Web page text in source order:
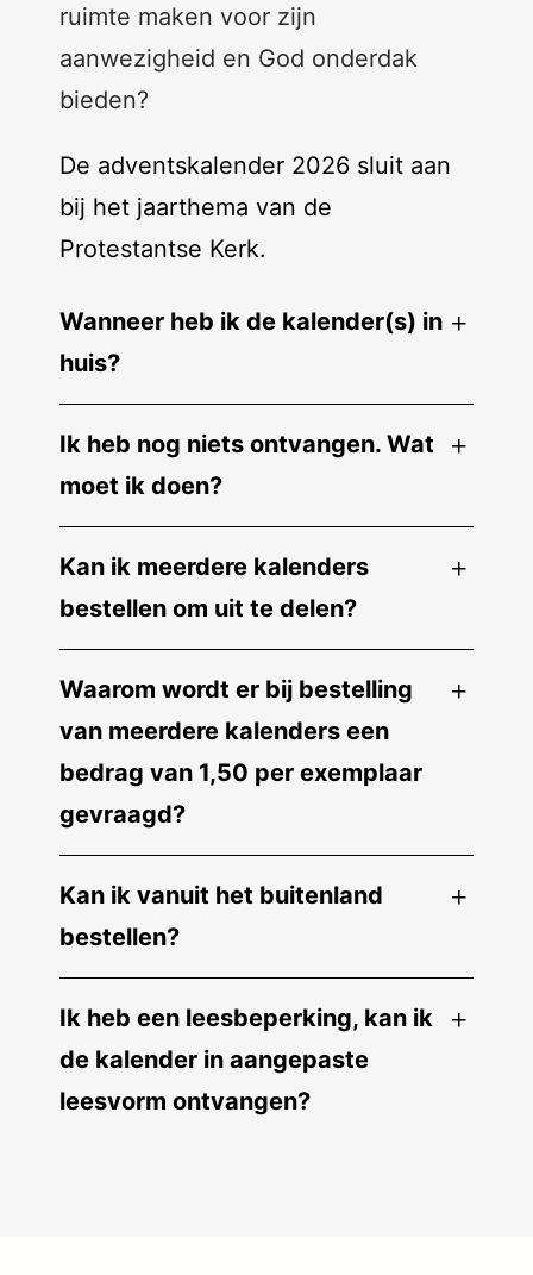
ruimte maken voor zijn
aanwezigheid en God onderdak
bieden?
De adventskalender 2026 sluit aan
bij het jaarthema van de
Protestantse Kerk.
Wanneer heb ik de kalender(s) in
huis?
Ik heb nog niets ontvangen. Wat
moet ik doen?
Kan ik meerdere kalenders
bestellen om uit te delen?
Waarom wordt er bij bestelling
van meerdere kalenders een
bedrag van 1,50 per exemplaar
gevraagd?
Kan ik vanuit het buitenland
bestellen?
Ik heb een leesbeperking, kan ik
de kalender in aangepaste
leesvorm ontvangen?